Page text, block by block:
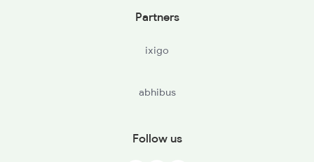
Partners
ixigo
abhibus
Follow us